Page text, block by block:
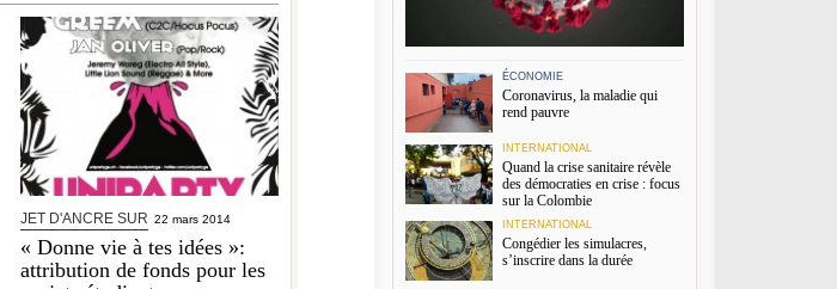
JET D'ANCRE SUR 22 mars 2014
« Donne vie à tes idées »:
attribution de fonds pour les
ÉCONOMIE
Coronavirus, la maladie qui
rend pauvre
INTERNATIONAL
Quand la crise sanitaire révèle
des démocraties en crise : focus
sur la Colombie
INTERNATIONAL
Congédier les simulacres,
s’inscrire dans la durée